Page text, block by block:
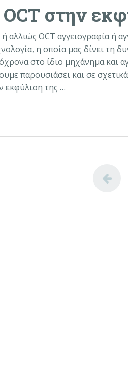
στην
αλλιώς OCT αγγειογραφία ή
η οποία μας δίνει τη
στο ίδιο μηχάνημα και
παρουσιάσει και σε
εκφύλιση της …
άρθρων